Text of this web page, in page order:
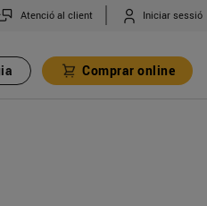
Atenció al client Iniciar sessió
Comprar online